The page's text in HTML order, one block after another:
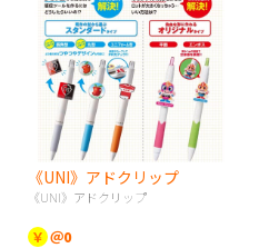
《UNI》アドクリップ
《UNI》アドクリップ
￥ ＠0